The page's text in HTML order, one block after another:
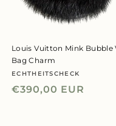
Louis Vuitton Mink Bubble
Bag Charm
Anbieter:
ECHTHEITSCHECK
Normaler
€390,00 EUR